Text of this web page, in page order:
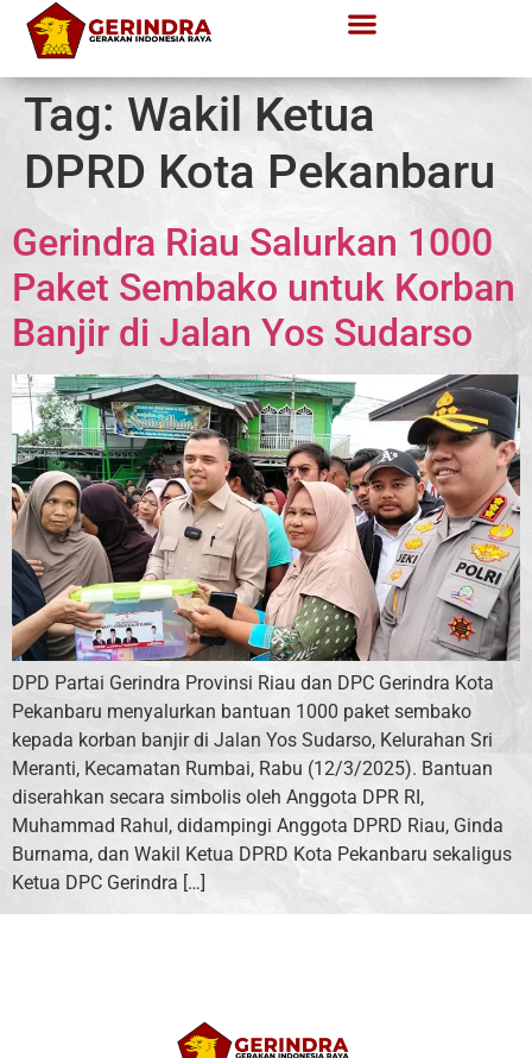
Tag: Wakil Ketua
DPRD Kota Pekanbaru
Gerindra Riau Salurkan 1000
Paket Sembako untuk Korban
Banjir di Jalan Yos Sudarso
DPD Partai Gerindra Provinsi Riau dan DPC Gerindra Kota
Pekanbaru menyalurkan bantuan 1000 paket sembako
kepada korban banjir di Jalan Yos Sudarso, Kelurahan Sri
Meranti, Kecamatan Rumbai, Rabu (12/3/2025). Bantuan
diserahkan secara simbolis oleh Anggota DPR RI,
Muhammad Rahul, didampingi Anggota DPRD Riau, Ginda
Burnama, dan Wakil Ketua DPRD Kota Pekanbaru sekaligus
Ketua DPC Gerindra […]